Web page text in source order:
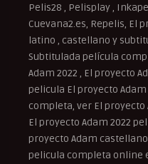
Pelis28 , Pelisplay ,
Cuevana2.es, Repelis, El
latino , castellano y
Subtitulada película
Adam 2022 , El proyecto
pelicula El proyecto
completa, ver El proyecto
El proyecto Adam 2022
proyecto Adam
pelicula completa online